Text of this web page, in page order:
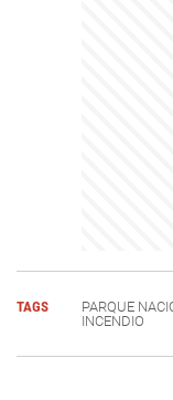
TAGS PARQUE
INCENDIO